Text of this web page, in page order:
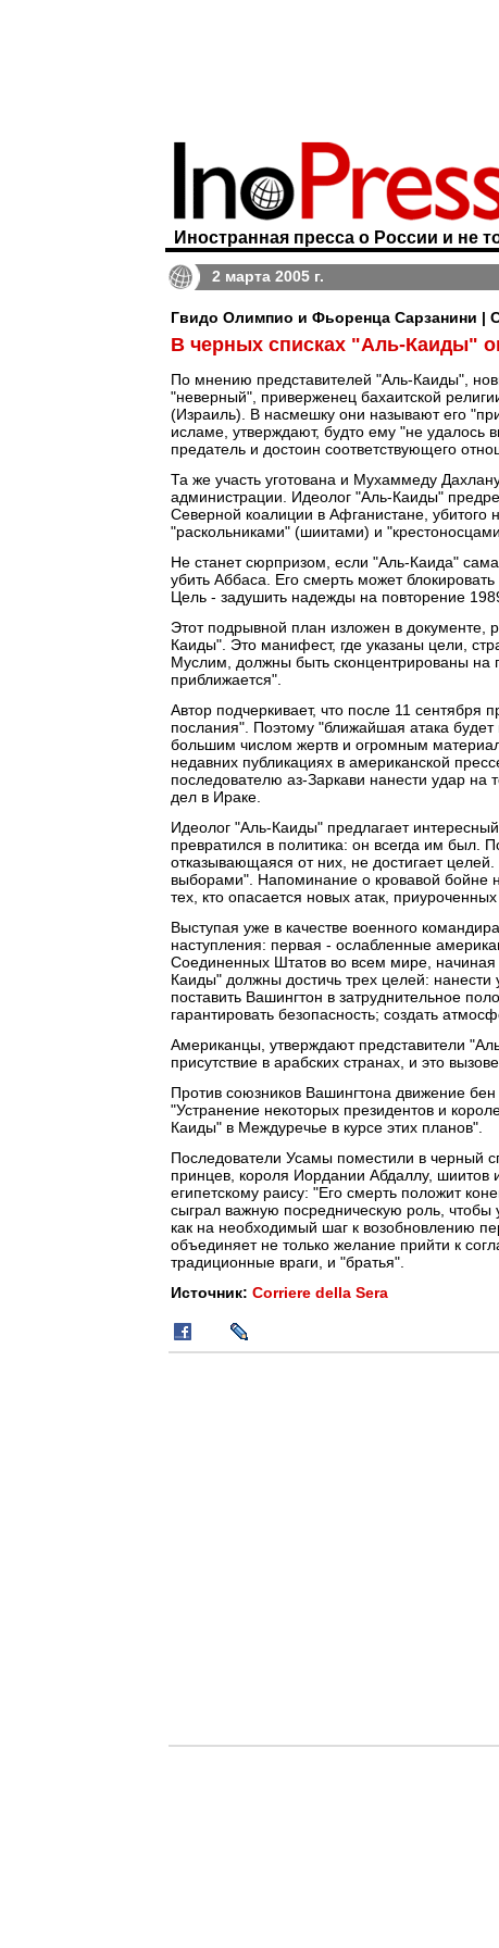
Иностранная пресса о России и не
2 марта 2005 г.
Гвидо Олимпио и Фьоренца Сарзанини |
В черных списках "Аль-Каиды"
По мнению представителей "Аль-Каиды",
"неверный", приверженец бахаитской
(Израиль). В насмешку они называют его
исламе, утверждают, будто ему "не удалось
предатель и достоин соответствующего
Та же участь уготована и Мухаммеду
администрации. Идеолог "Аль-Каиды"
Северной коалиции в Афганистане, убитого
"раскольниками" (шиитами) и
Не станет сюрпризом, если "Аль-Каида"
убить Аббаса. Его смерть может
Цель - задушить надежды на повторение
Этот подрывной план изложен в документе,
Каиды". Это манифест, где указаны цели,
Муслим, должны быть сконцентрированы на
приближается".
Автор подчеркивает, что после 11
послания". Поэтому "ближайшая атака
большим числом жертв и огромным
недавних публикациях в американской
последователю аз-Заркави нанести удар
дел в Ираке.
Идеолог "Аль-Каиды" предлагает
превратился в политика: он всегда им был.
отказывающаяся от них, не достигает
выборами". Напоминание о кровавой бойне
тех, кто опасается новых атак,
Выступая уже в качестве военного
наступления: первая - ослабленные
Соединенных Штатов во всем мире,
Каиды" должны достичь трех целей:
поставить Вашингтон в затруднительное
гарантировать безопасность; создать
Американцы, утверждают представители
присутствие в арабских странах, и это
Против союзников Вашингтона движение бен
"Устранение некоторых президентов и
Каиды" в Междуречье в курсе этих планов".
Последователи Усамы поместили в черный
принцев, короля Иордании Абдаллу, шиитов
египетскому раису: "Его смерть положит
сыграл важную посредническую роль, чтобы
как на необходимый шаг к возобновлению
объединяет не только желание прийти к
традиционные враги, и "братья".
Источник: Corriere della Sera